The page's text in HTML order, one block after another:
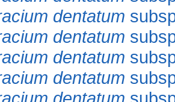
dentatum
dentatum
dentatum
dentatum
dentatum